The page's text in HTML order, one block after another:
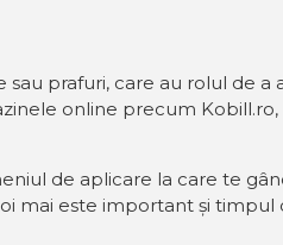
prafuri, care au rolul de a
online precum Kobill.ro,
de aplicare la care te
mai este important și timpul